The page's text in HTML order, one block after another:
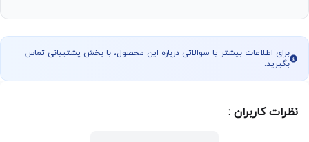
برای اطلاعات بیشتر یا سوالاتی درباره این محصول، با بخش پشتیبانی تماس
بگیرید.
نظرات کاربران :